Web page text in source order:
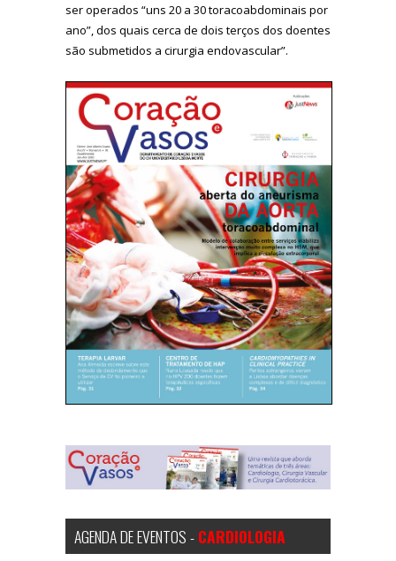
ser operados “uns 20 a 30 toracoabdominais por
ano”, dos quais cerca de dois terços dos doentes
são submetidos a cirurgia endovascular”.
AGENDA DE EVENTOS -CARDIOLOGIA